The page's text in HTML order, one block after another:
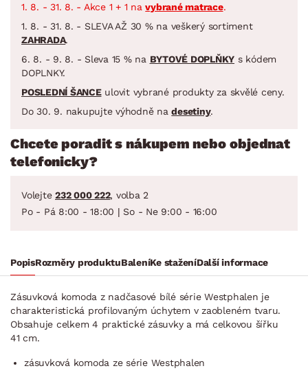
1. 8. - 31. 8. - Akce 1 + 1 navybrané matrace.
1. 8. - 31. 8. - SLEVA AŽ 30 % na veškerý sortiment
ZAHRADA.
6. 8. - 9. 8. - Sleva 15 % na BYTOVÉ DOPLŇKY s kódem
DOPLNKY.
POSLEDNÍ ŠANCEulovit vybrané produkty za skvělé ceny.
Do 30. 9. nakupujte výhodně nadesetiny.
Chcete poradit s nákupem nebo objednat
telefonicky?
Volejte 232 000 222, volba 2
Po - Pá 8:00 - 18:00 | So - Ne 9:00 - 16:00
PopisRozměry produktuBaleníKe staženíDalší informace
Zásuvková komoda z nadčasové bílé série Westphalen je
charakteristická profilovaným úchytem v zaobleném tvaru.
Obsahuje celkem 4 praktické zásuvky a má celkovou šířku
41 cm.
zásuvková komoda ze série Westphalen